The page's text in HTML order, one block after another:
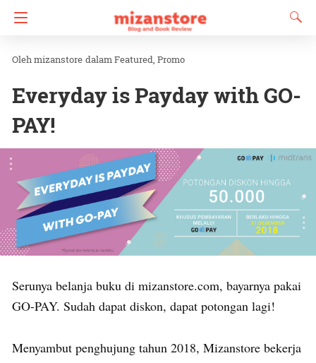
mizanstore dalamFeatured Promo
Everyday is Payday with GO-
PAY!
Serunya belanja buku di mizanstore.com, bayarnya pakai
GO-PAY. Sudah dapat diskon, dapat potongan lagi!
Menyambut penghujung tahun 2018, Mizanstore bekerja